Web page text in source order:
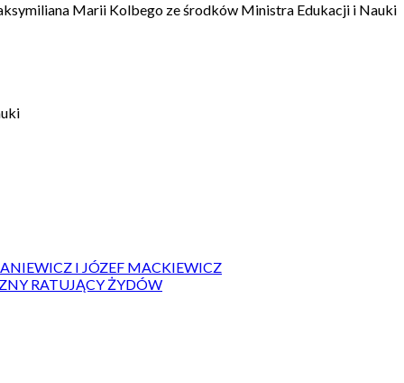
Marii Kolbego ze środków Ministra Edukacji i Nauki
I JÓZEF MACKIEWICZ
RATUJĄCY ŻYDÓW